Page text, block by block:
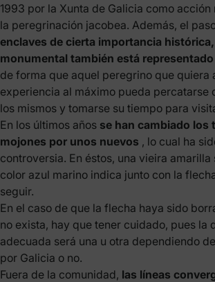
1993 por la Xunta de Galicia como
la peregrinación jacobea. Además, el
enclaves de cierta importancia
monumental también está
de forma que aquel peregrino que quiera
experiencia al máximo pueda percatarse
los mismos y tomarse su tiempo para
En los últimos años se han cambiado los
mojones por unos nuevos , lo cual ha
controversia. En éstos, una vieira
color azul marino indica junto con la
seguir.
En el caso de que la flecha haya sido
no exista, hay que tener cuidado, pues la
adecuada será una u otra dependiendo
por Galicia o no.
Fuera de la comunidad, las líneas